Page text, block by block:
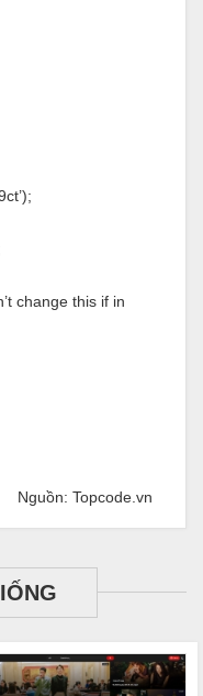
change this if in
Nguồn: Topcode.vn